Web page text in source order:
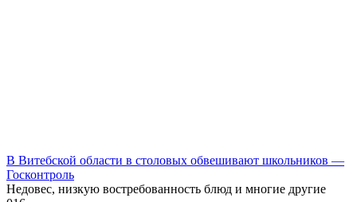
В Витебской области в столовых обвешивают школьников —
Госконтроль
Недовес, низкую востребованность блюд и многие другие